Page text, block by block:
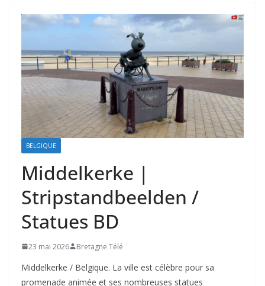
BELGIQUE
Middelkerke |
Stripstandbeelden /
Statues BD
23 mai 2026 Bretagne Télé
Middelkerke / Belgique. La ville est célèbre pour sa
promenade animée et ses nombreuses statues